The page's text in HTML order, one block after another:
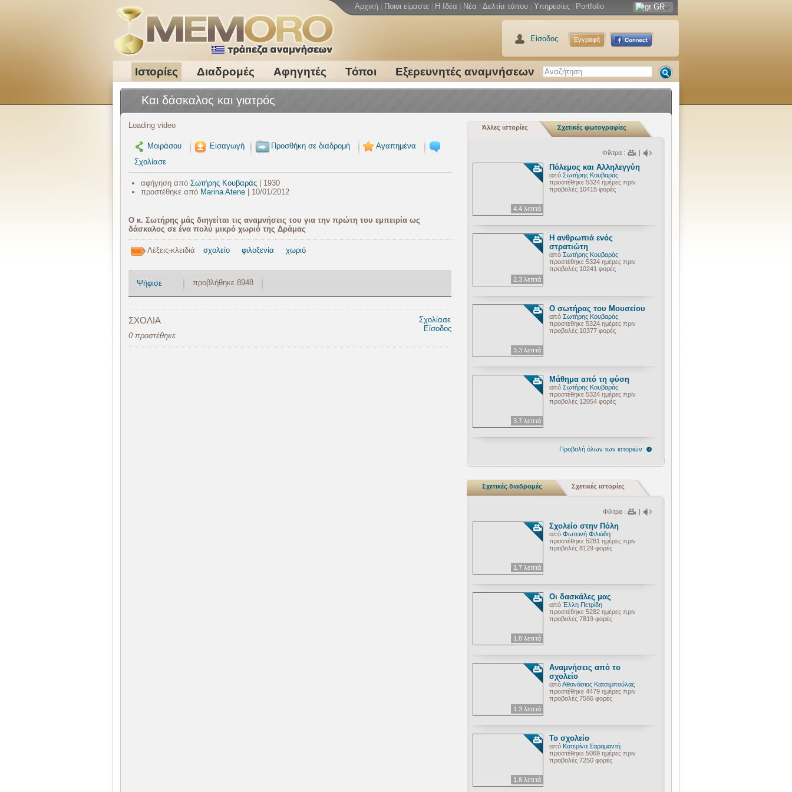
Ιστορίες Διαδρομές Αφηγητές Τόποι Εξερευνητές αναμνήσεων
Αρχική Ποιοι είμαστε Η Ιδέα Νέα Δελτία τύπου Υπηρεσίες Portfolio GR
Είσοδος Εγγραφή
Και δάσκαλος και γιατρός
Loading video
Μοιράσου Εισαγωγή Προσθήκη σε διαδρομή
Αγαπημένα
Σχολίασε
αφήγηση από Σωτήρης Κουβαράς| 1930
προστέθηκε από Marina Atene| 10/01/2012
Ο κ. Σωτήρης μάς διηγείται τις αναμνήσεις του για την πρώτη του εμπειρία ως
δάσκαλος σε ένα πολύ μικρό χωριό της Δράμας
Λέξεις-κλειδιά σχολείο φιλοξενία χωριό
Ψήφισε προβλήθηκε 8948
ΣΧΟΛΙΑ
0 προστέθηκε
Σχολίασε
Είσοδος
Άλλες ιστορίες Σχετικές φωτογραφίες
Φίλτρα : |
4.4 λεπτά
Πόλεμος και Αλληλεγγύη
από Σωτήρης Κουβαράς
προστέθηκε 5324 ημέρες πριν
προβολές 10415 φορές
2.3 λεπτά
Η ανθρωπιά ενός
στρατιώτη
από Σωτήρης Κουβαράς
προστέθηκε 5324 ημέρες πριν
προβολές 10241 φορές
3.3 λεπτά
Ο σωτήρας του Μουσείου
από Σωτήρης Κουβαράς
προστέθηκε 5324 ημέρες πριν
προβολές 10377 φορές
3.7 λεπτά
Μάθημα από τη φύση
από Σωτήρης Κουβαράς
προστέθηκε 5324 ημέρες πριν
προβολές 12054 φορές
Προβολή όλων των ιστοριών
Σχετικές διαδρομές Σχετικές ιστορίες
Φίλτρα : |
1.7 λεπτά
Σχολείο στην Πόλη
από Φωτεινή Φιλιάδη
προστέθηκε 5281 ημέρες πριν
προβολές 8129 φορές
1.8 λεπτά
Οι δασκάλες μας
από Έλλη Πετρίδη
προστέθηκε 5282 ημέρες πριν
προβολές 7819 φορές
1.3 λεπτά
Αναμνήσεις από το
σχολείο
απόΑθανάσιος Κατσιμπούλας
προστέθηκε 4479 ημέρες πριν
προβολές 7566 φορές
1.8 λεπτά
Το σχολείο
από Κατερίνα Σαραμαντή
προστέθηκε 5069 ημέρες πριν
προβολές 7250 φορές